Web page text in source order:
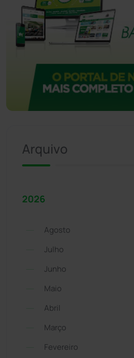
Arquivo
2026
Agosto
Julho
Junho
Maio
Abril
Março
Fevereiro